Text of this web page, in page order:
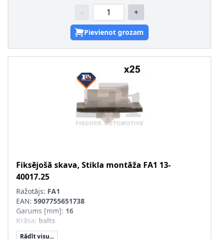
- +
Pievienot grozam
Fiksējošā skava, Stikla montāža FA1 13-
40017.25
Ražotājs: FA1
EAN: 5907755651738
Garums [mm]: 16
Krāsa: balts
pēc izvēles:
Rādīt visu...